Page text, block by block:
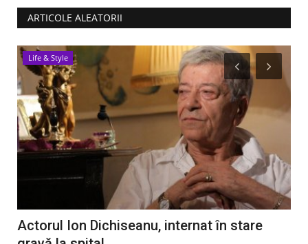
ARTICOLE ALEATORII
Life & Style
Actorul Ion Dichiseanu, internat în stare